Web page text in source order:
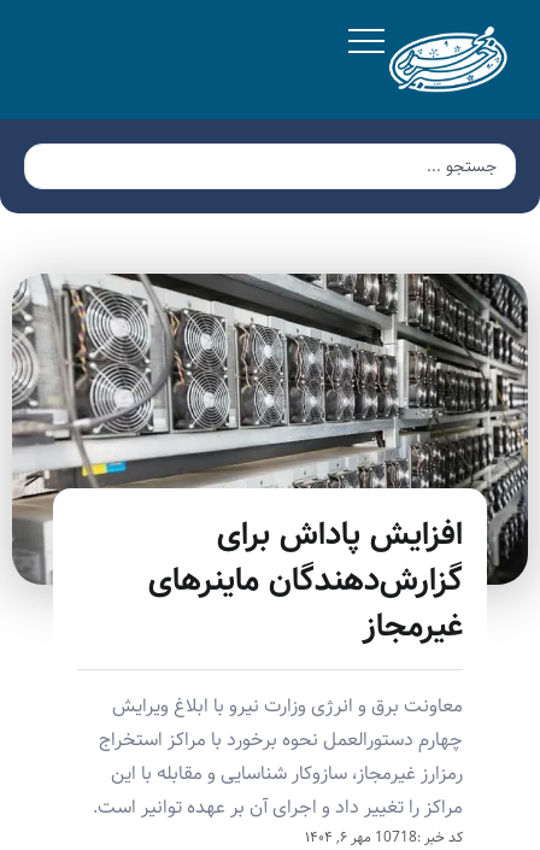
افزایش پاداش برای
گزارش‌دهندگان ماینرهای
غیرمجاز
معاونت برق و انرژی وزارت نیرو با ابلاغ ویرایش
چهارم دستورالعمل نحوه برخورد با مراکز استخراج
رمزارز غیرمجاز، سازوکار شناسایی و مقابله با این
مراکز را تغییر داد و اجرای آن بر عهده توانیر است.
کد خبر :10718 مهر ۶, ۱۴۰۴